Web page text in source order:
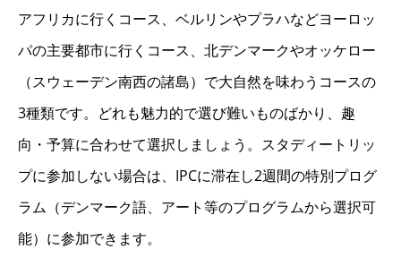
アフリカに行くコース、ベルリンやプラハなどヨーロッ
パの主要都市に行くコース、北デンマークやオッケロー
（スウェーデン南西の諸島）で大自然を味わうコースの
3種類です。どれも魅力的で選び難いものばかり、趣
向・予算に合わせて選択しましょう。スタディートリッ
プに参加しない場合は、IPCに滞在し2週間の特別プログ
ラム（デンマーク語、アート等のプログラムから選択可
能）に参加できます。